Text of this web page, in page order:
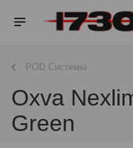
POD Системы
Oxva
Green